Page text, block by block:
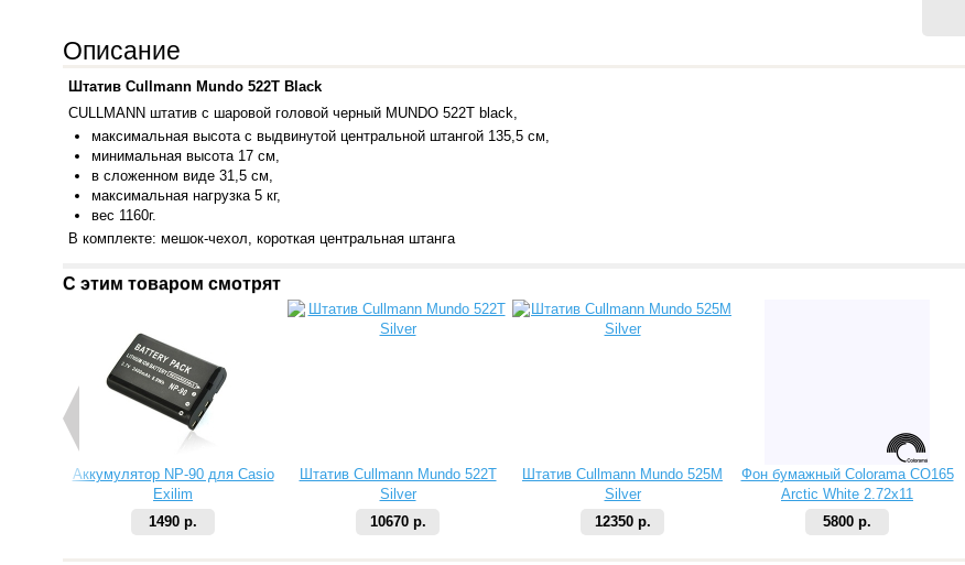
Описание
Штатив Cullmann Mundo 522T Black
CULLMANN штатив с шаровой головой черный MUNDO 522T black,
максимальная высота с выдвинутой центральной штангой 135,5 см,
минимальная высота 17 см,
в сложенном виде 31,5 см,
максимальная нагрузка 5 кг,
вес 1160г.
В комплекте: мешок-чехол, короткая центральная штанга
С этим товаром смотрят
Аккумулятор NP-90 для Casio
Exilim
1490 р.
Штатив Cullmann Mundo 522T
Silver
10670 р.
Штатив Cullmann Mundo 525M
Silver
12350 р.
Фон бумажный Colorama CO165
Arctic White 2.72х11
5800 р.